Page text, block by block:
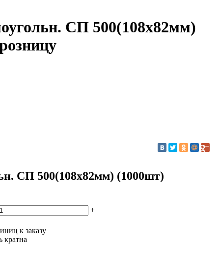
СП 500(108х82мм)
СП 500(108х82мм) (1000шт)
+
к заказу
кратна